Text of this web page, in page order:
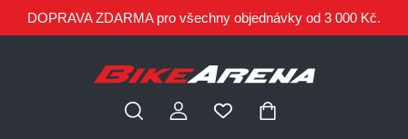
DOPRAVA ZDARMA pro všechny objednávky od 3 000 Kč.